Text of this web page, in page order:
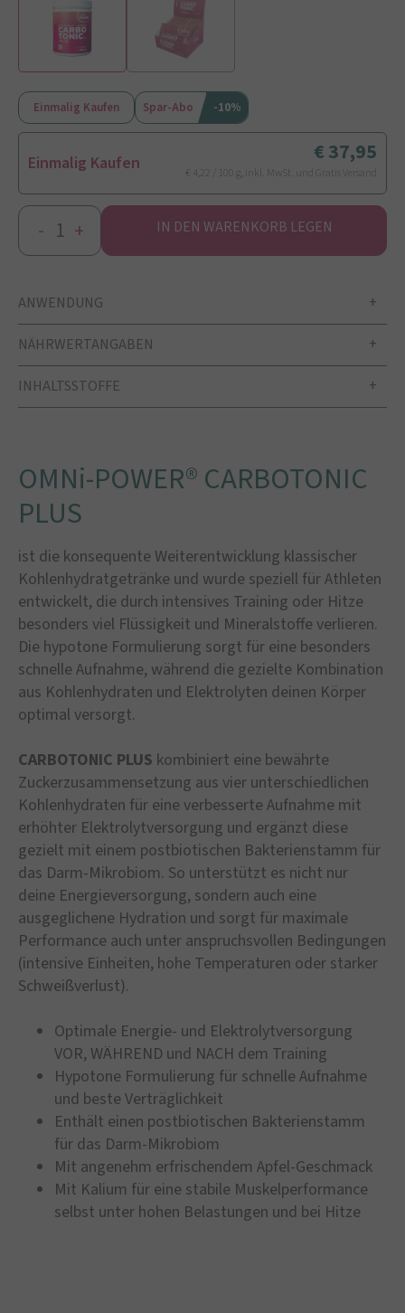
Einmalig Kaufen Spar-Abo -10%
Einmalig Kaufen 37,95
€ 4,22 / 100 g, inkl. MwSt. und Gratis Versand
- + IN DEN WARENKORB LEGEN
ANWENDUNG
NÄHRWERTANGABEN
INHALTSSTOFFE
OMNi-POWER® CARBOTONIC
PLUS
ist die konsequente Weiterentwicklung klassischer
Kohlenhydratgetränke und wurde speziell für Athleten
entwickelt, die durch intensives Training oder Hitze
besonders viel Flüssigkeit und Mineralstoffe verlieren.
Die hypotone Formulierung sorgt für eine besonders
schnelle Aufnahme, während die gezielte Kombination
aus Kohlenhydraten und Elektrolyten deinen Körper
optimal versorgt.
CARBOTONIC PLUS kombiniert eine bewährte
Zuckerzusammensetzung aus vier unterschiedlichen
Kohlenhydraten für eine verbesserte Aufnahme mit
erhöhter Elektrolytversorgung und ergänzt diese
gezielt mit einem postbiotischen Bakterienstamm für
das Darm-Mikrobiom. So unterstützt es nicht nur
deine Energieversorgung, sondern auch eine
ausgeglichene Hydration und sorgt für maximale
Performance auch unter anspruchsvollen Bedingungen
(intensive Einheiten, hohe Temperaturen oder starker
Schweißverlust).
Optimale Energie- und Elektrolytversorgung
VOR, WÄHREND und NACH dem Training
Hypotone Formulierung für schnelle Aufnahme
und beste Verträglichkeit
Enthält einen postbiotischen Bakterienstamm
für das Darm-Mikrobiom
Mit angenehm erfrischendem Apfel-Geschmack
Mit Kalium für eine stabile Muskelperformance
selbst unter hohen Belastungen und bei Hitze